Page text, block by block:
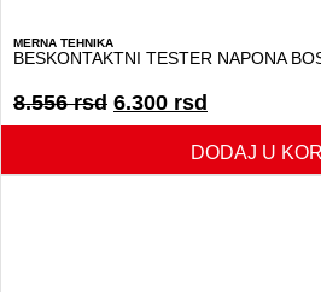
MERNA TEHNIKA
BESKONTAKTNI TESTER NAPONA
8.556rsd 6.300 rsd
DODAJ U